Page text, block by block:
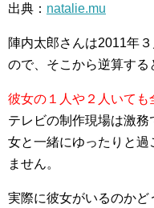
出典： natalie.mu
陣内太郎さんは2011年
ので、そこから逆算す
彼女の１人や２人いても
テレビの制作現場は激
女と一緒にゆったりと
ません。
実際に彼女がいるのか